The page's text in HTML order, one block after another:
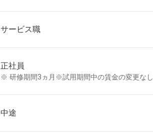
サービス職
正社員
研修期間3ヵ月※試用期間中の賃金の変更なし
中途